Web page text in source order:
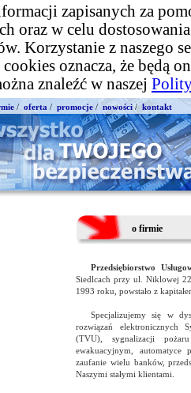
zapisanych za
oraz w celu
Korzystanie z naszego
oznacza, że będą
znaleźć w naszej
/ oferta / promocje /nowości/kontakt
o firmie
Przedsiębiorstwo
Siedlcach przy ul. Niklowej
1993 roku, powstało z
Specjalizujemy się w
rozwiązań elektronicznych
(TVU), sygnalizacji
ewakuacyjnym, automatyce
zaufanie wielu banków,
Naszymi stałymi klientami.